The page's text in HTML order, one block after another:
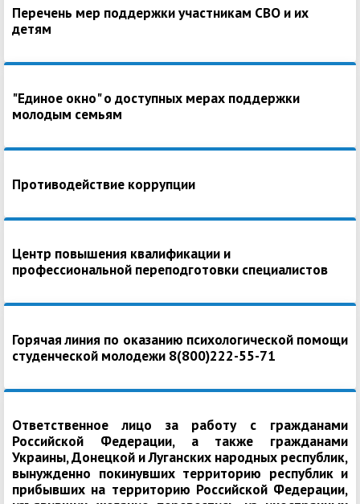
Перечень мер поддержки участникам СВО и их
детям
"Единое окно" о доступных мерах поддержки
молодым семьям
Противодействие коррупции
Центр повышения квалификации и
профессиональной переподготовки специалистов
Горячая линия по оказанию психологической помощи
студенческой молодежи 8(800)222-55-71
Ответственное лицо за работу с гражданами
Российской Федерации, а также гражданами
Украины, Донецкой и Луганских народных республик,
вынужденно покинувших территорию республик и
прибывших на территорию Российской Федерации,